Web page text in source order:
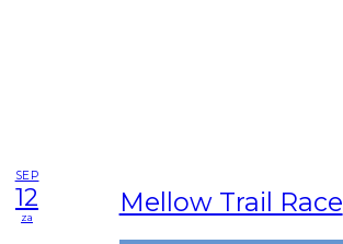
SEP
12
za Mellow Trail Race